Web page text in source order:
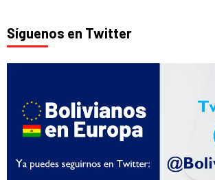
Síguenos en Twitter